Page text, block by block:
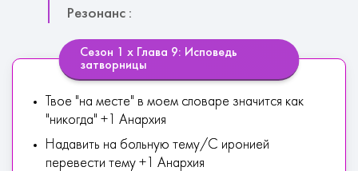
Резонанс :
Сезон 1 х Глава 9: Исповедь
затворницы
Твое "на месте" в моем словаре значится как
"никогда" +1 Анархия
Надавить на больную тему/С иронией
перевести тему +1 Анархия